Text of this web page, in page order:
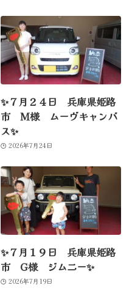
✨７月２４日 兵庫県姫路
市 M様 ムーヴキャンバ
ス✨
2026年7月24日
✨７月１９日 兵庫県姫路
市 G様 ジムニー✨
2026年7月19日